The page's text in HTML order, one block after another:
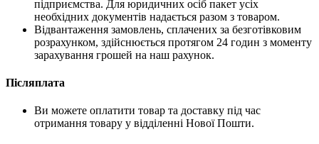
підприємства. Для юридичних осіб пакет усіх
необхідних документів надається разом з товаром.
Відвантаження замовлень, сплачених за безготівковим
розрахунком, здійснюється протягом 24 годин з моменту
зарахування грошей на наш рахунок.
Післяплата
Ви можете оплатити товар та доставку під час
отримання товару у відділенні Нової Пошти.